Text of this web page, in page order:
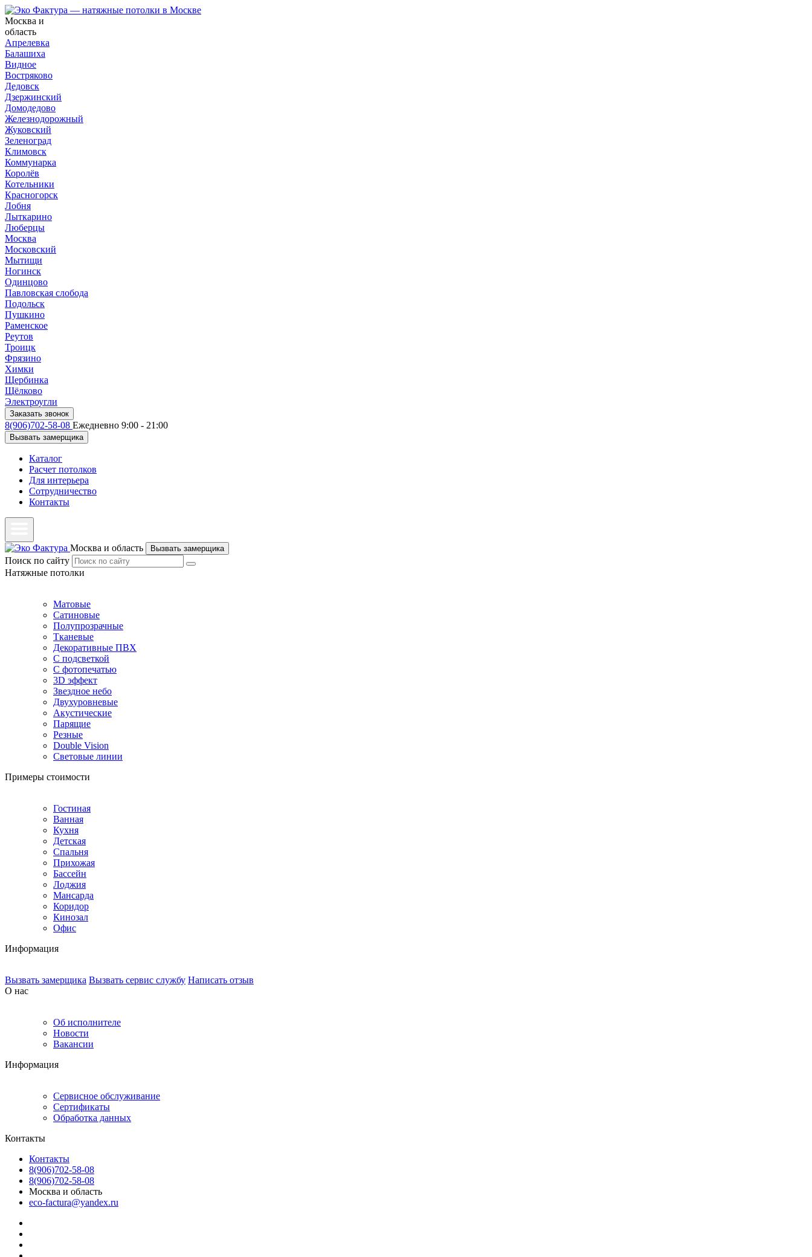
Москва и
область
Апрелевка
Балашиха
Видное
Востряково
Дедовск
Дзержинский
Домодедово
Железнодорожный
Жуковский
Зеленоград
Климовск
Коммунарка
Королёв
Котельники
Красногорск
Лобня
Лыткарино
Люберцы
Москва
Московский
Мытищи
Ногинск
Одинцово
Павловская слобода
Подольск
Пушкино
Раменское
Реутов
Троицк
Фрязино
Химки
Щербинка
Щёлково
Электроугли
Заказать звонок
8(906)702-58-08 Ежедневно 9:00 - 21:00
Вызвать замерщика
Каталог
Расчет потолков
Для интерьера
Сотрудничество
Контакты
Москва и область Вызвать замерщика
Поиск по сайту
Натяжные потолки
Матовые
Сатиновые
Полупрозрачные
Тканевые
Декоративные ПВХ
С подсветкой
С фотопечатью
3D эффект
Звездное небо
Двухуровневые
Акустические
Парящие
Резные
Double Vision
Световые линии
Примеры стоимости
Гостиная
Ванная
Кухня
Детская
Спальня
Прихожая
Бассейн
Лоджия
Мансарда
Коридор
Кинозал
Офис
Информация
Вызвать замерщика Вызвать сервис службу Написать отзыв
О нас
Об исполнителе
Новости
Вакансии
Информация
Сервисное обслуживание
Сертификаты
Обработка данных
Контакты
Контакты
8(906)702-58-08
8(906)702-58-08
Москва и область
eco-factura@yandex.ru